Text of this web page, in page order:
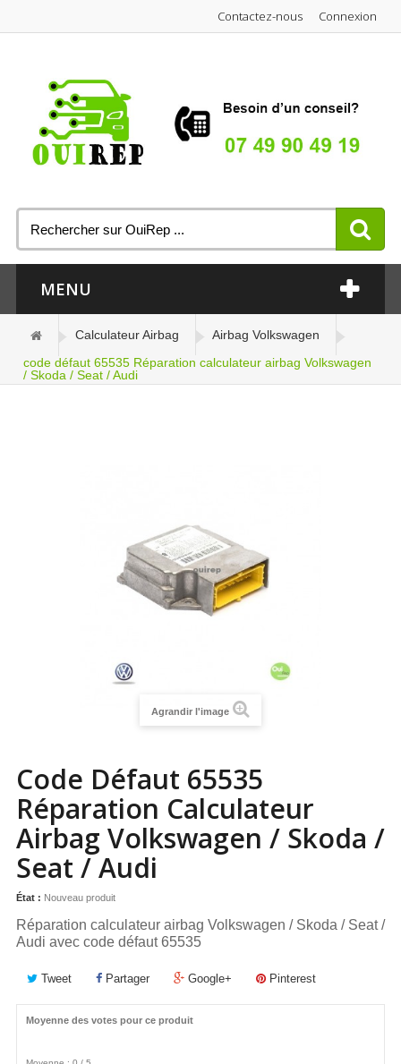
Connexion
Contactez-nous
MENU
Calculateur Airbag
Airbag Volkswagen
code défaut 65535 Réparation calculateur airbag Volkswagen
/ Skoda / Seat / Audi
Agrandir l'image
Code Défaut 65535
Réparation Calculateur
Airbag Volkswagen / Skoda /
Seat / Audi
État : Nouveau produit
Réparation calculateur airbag Volkswagen / Skoda / Seat /
Audi avec code défaut 65535
Tweet Partager Google+ Pinterest
Moyenne des votes pour ce produit